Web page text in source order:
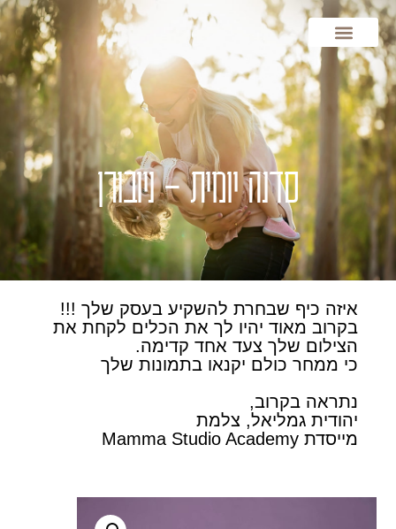
סדנה יומית – ניובורן
איזה כיף שבחרת להשקיע בעסק שלך !!!
בקרוב מאוד יהיו לך את הכלים לקחת את
הצילום שלך צעד אחד קדימה.
כי ממחר כולם יקנאו בתמונות שלך
נתראה בקרוב,
יהודית גמליאל, צלמת
מייסדת Mamma Studio Academy